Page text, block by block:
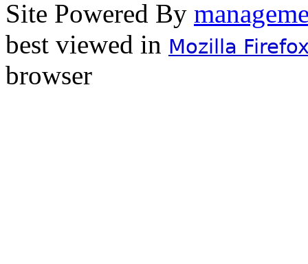
Site Powered By
best viewed in Mozilla
browser